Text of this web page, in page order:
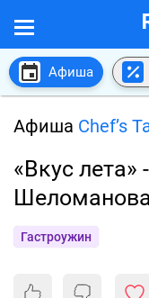
Афиша
Афиша Chef’s
«Вкус лета»
Гастроужин